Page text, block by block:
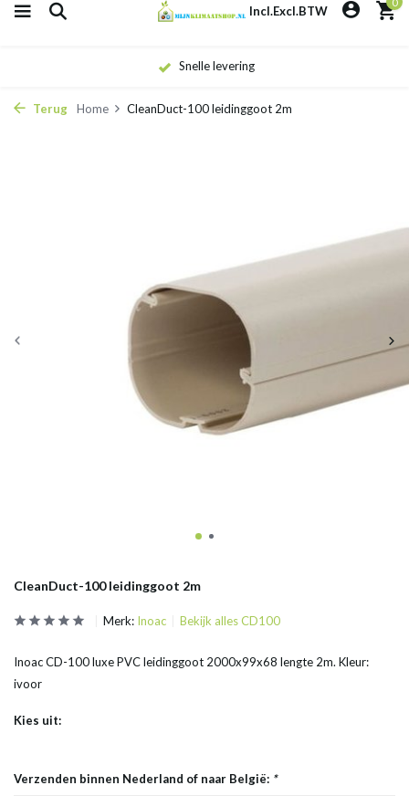
Incl.Excl.BTW
Snelle levering
Terug Home CleanDuct-100 leidinggoot 2m
CleanDuct-100 leidinggoot 2m
Merk: Inoac Bekijk alles CD100
Inoac CD-100 luxe PVC leidinggoot 2000x99x68 lengte 2m. Kleur:
ivoor
Kies uit:
Verzenden binnen Nederland of naar België: *